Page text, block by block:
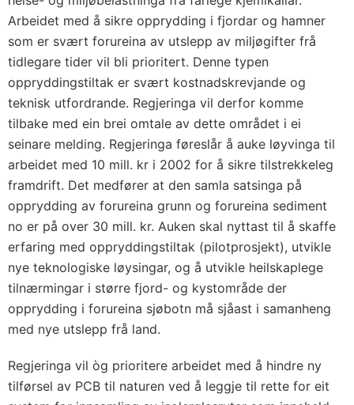
Arbeidet med å sikre opprydding i fjordar og hamner
som er svært forureina av utslepp av miljøgifter frå
tidlegare tider vil bli prioritert. Denne typen
oppryddingstiltak er svært kostnadskrevjande og
teknisk utfordrande. Regjeringa vil derfor komme
tilbake med ein brei omtale av dette området i ei
seinare melding. Regjeringa føreslår å auke løyvinga til
arbeidet med 10 mill. kr i 2002 for å sikre tilstrekkeleg
framdrift. Det medfører at den samla satsinga på
opprydding av forureina grunn og forureina sediment
no er på over 30 mill. kr. Auken skal nyttast til å skaffe
erfaring med oppryddingstiltak (pilotprosjekt), utvikle
nye teknologiske løysingar, og å utvikle heilskaplege
tilnærmingar i større fjord- og kystområde der
opprydding i forureina sjøbotn må sjåast i samanheng
med nye utslepp frå land.
Regjeringa vil òg prioritere arbeidet med å hindre ny
tilførsel av PCB til naturen ved å leggje til rette for eit